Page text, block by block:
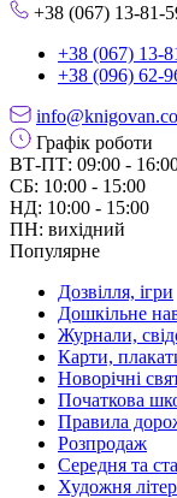
+38 (067) 13-81-
+38 (067) 13-
+38 (096) 62-
Графік роботи
ВТ-ПТ: 09:00 -
СБ: 10:00 - 15:00
НД: 10:00 - 15:00
ПН: вихідний
Популярне
Дозвілля, ігри
Дошкільне
Журнали,
Карти,
Новорічні
Початкова
Правила
Розпродаж
Середня та
Художня